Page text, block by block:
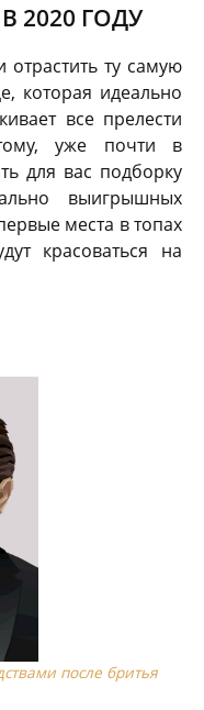
2020 ГОДУ
ту самую
которая идеально
все прелести
уже почти в
для вас подборку
выигрышных
места в топах
красоваться на
после бритья